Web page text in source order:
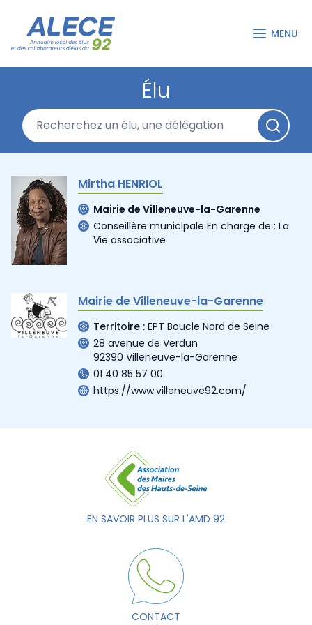
MENU
Élu
Mirtha HENRIOL
Mairie de Villeneuve-la-Garenne
Conseillère municipale En charge de : La
Vie associative
Mairie de Villeneuve-la-Garenne
Territoire : EPT Boucle Nord de Seine
28 avenue de Verdun
92390 Villeneuve-la-Garenne
01 40 85 57 00
https://www.villeneuve92.com/
EN SAVOIR PLUS SUR L'AMD 92
CONTACT